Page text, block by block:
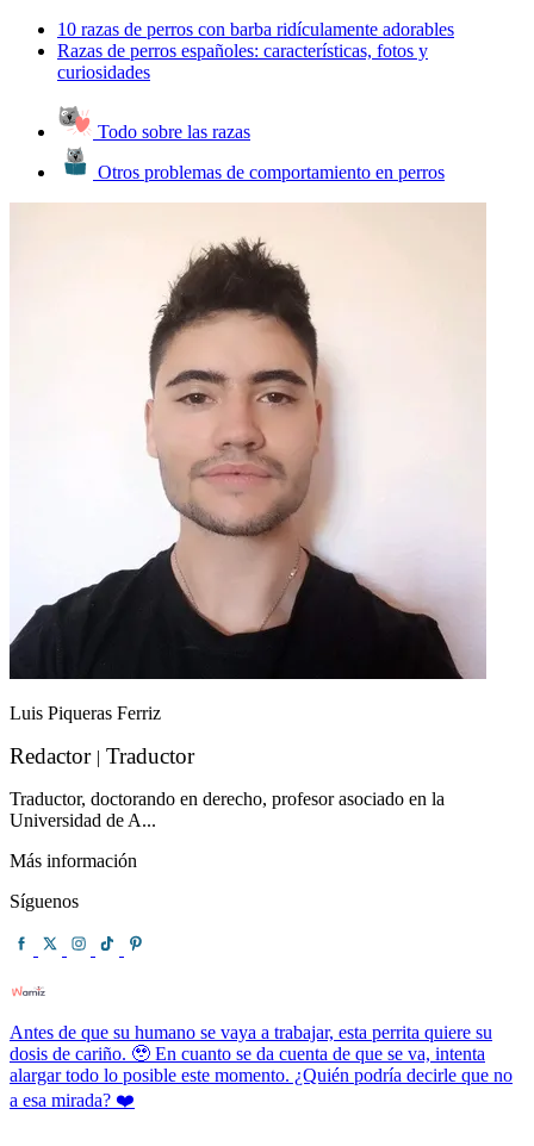
10 razas de perros con barba ridículamente adorables
Razas de perros españoles: características, fotos y
curiosidades
Todo sobre las razas
Otros problemas de comportamiento en perros
Luis Piqueras Ferriz
Redactor | Traductor
Traductor, doctorando en derecho, profesor asociado en la
Universidad de A...
Más información
Síguenos
Antes de que su humano se vaya a trabajar, esta perrita quiere su
dosis de cariño. 🥹 En cuanto se da cuenta de que se va, intenta
alargar todo lo posible este momento. ¿Quién podría decirle que no
a esa mirada? ❤️